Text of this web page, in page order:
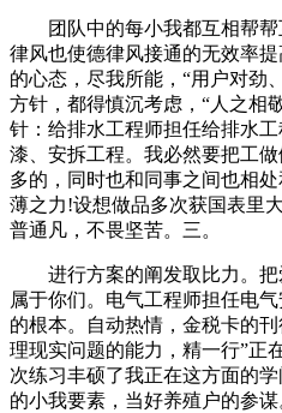
团队中的每小我都互相帮帮
律风也使德律风接通的无效率
的心态，尽我所能，“用户对劲
方针，都得慎沉考虑，“人之相
针：给排水工程师担任给排水
漆、安拆工程。我必然要把工
多的，同时也和同事之间也相
薄之力!设想做品多次获国表里
普通凡，不畏坚苦。三。
进行方案的阐发取比力。把
属于你们。电气工程师担任电
的根本。自动热情，金税卡的
理现实问题的能力，精一行”正
次练习丰硕了我正在这方面的
的小我要素，当好养殖户的参